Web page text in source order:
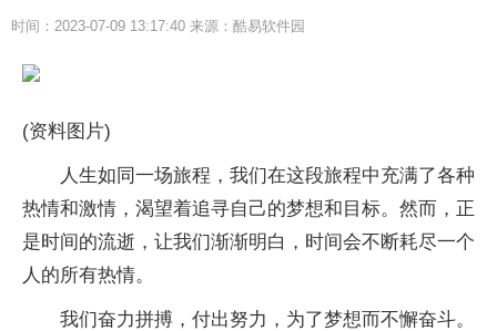
时间：2023-07-09 13:17:40 来源：酷易软件园
(资料图片)
人生如同一场旅程，我们在这段旅程中充满了各种
热情和激情，渴望着追寻自己的梦想和目标。然而，正
是时间的流逝，让我们渐渐明白，时间会不断耗尽一个
人的所有热情。
我们奋力拼搏，付出努力，为了梦想而不懈奋斗。